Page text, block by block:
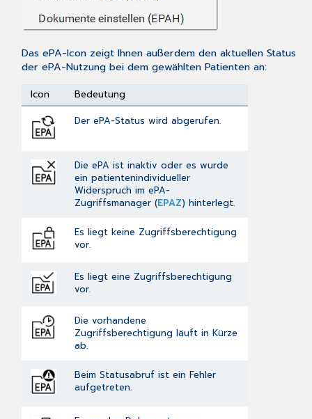
Das ePA-Icon zeigt Ihnen außerdem den aktuellen Status
der ePA-Nutzung bei dem gewählten Patienten an:
Icon
Bedeutung
Der ePA-Status wird abgerufen.
Die ePA ist inaktiv oder es wurde
ein patientenindividueller
Widerspruch im ePA-
Zugriffsmanager(EPAZ) hinterlegt.
Es liegt keine Zugriffsberechtigung
vor.
Es liegt eine Zugriffsberechtigung
vor.
Die vorhandene
Zugriffsberechtigung läuft in Kürze
ab.
Beim Statusabruf ist ein Fehler
aufgetreten.